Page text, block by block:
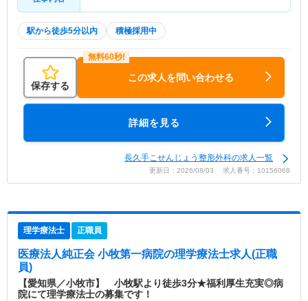
駅から徒歩5分以内 積極採用中
保存する
この求人を問い合わせる
詳細を見る
長久手こせんじょう整形外科の求人一覧
更新日：2026/08/03 求人番号：10156068
理学療法士 正職員
医療法人純正会 小牧第一病院の理学療法士求人(正職
員)
【愛知県／小牧市】 小牧駅より徒歩3分★福利厚生充実◎病
院にて理学療法士の募集です！